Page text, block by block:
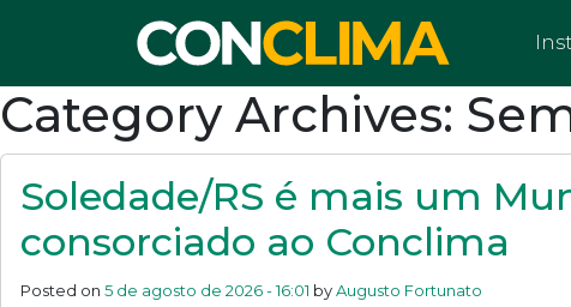
Category Archives:
Soledade/RS é mais um
consorciado ao Conclima
Posted on 5 de agosto de 2026 - 16:01 byAugusto Fortunato